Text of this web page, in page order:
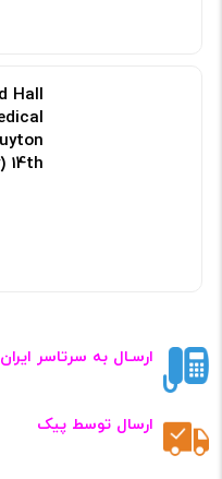
Hall
14th
ارسـال به سرتاسر ایران
ارسال توسط پیک